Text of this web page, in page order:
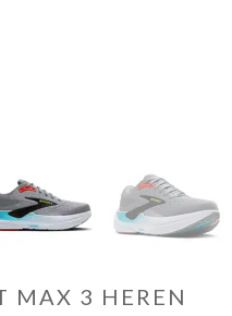
MAX 3 HEREN